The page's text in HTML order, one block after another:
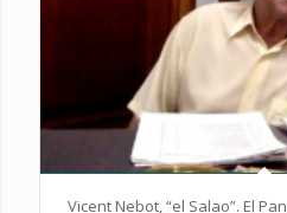
Vicent Nebot, “el Salao”. El